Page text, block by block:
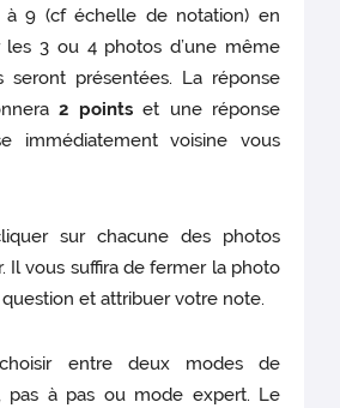
à 9 (cf échelle de notation) en
les 3 ou 4 photos d’une même
seront présentées. La réponse
2 pointset une réponse
immédiatement voisine vous
sur chacune des photos
Il vous suffira de fermer la photo
et attribuer votre note.
entre deux modes de
pas à pas ou mode expert. Le